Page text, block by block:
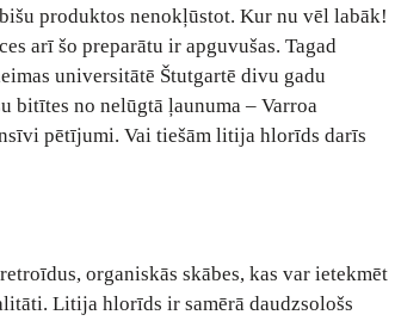
produktos nenokļūstot. Kur nu vēl labāk!
arī šo preparātu ir apguvušas. Tagad
universitātē Štutgartē divu gadu
no nelūgtā ļaunuma – Varroa
pētījumi. Vai tiešām litija hlorīds darīs
organiskās skābes, kas var ietekmēt
Litija hlorīds ir samērā daudzsološs